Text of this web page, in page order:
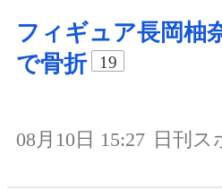
フィギュア長岡柚
で骨折
19
08月10日 15:27 日刊ス